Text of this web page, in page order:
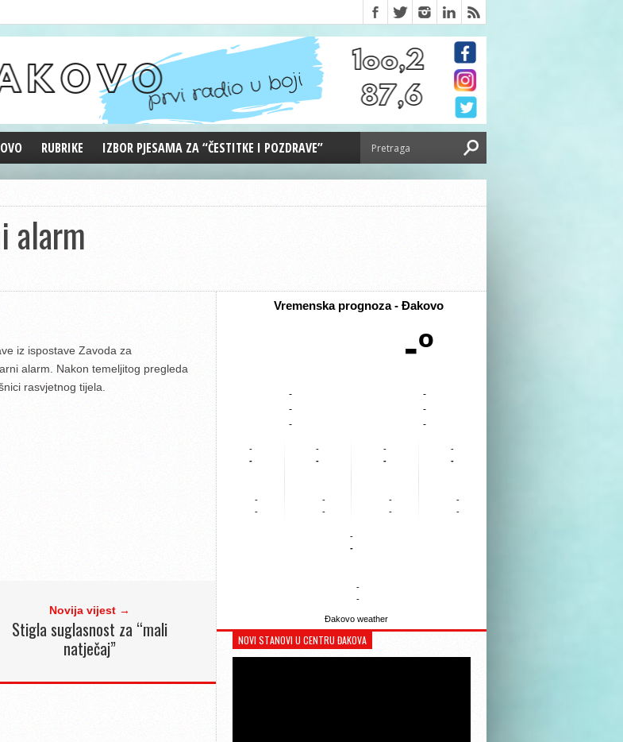
RUBRIKE
REPRIZE EMISIJA
DOBRE VIBRACIJE
ĐAKOVO GRADE
WEB ANKETA
IZBOR PJESAMA ZA “ČESTITKE I POZDRAVE”
alarm
iz ispostave Zavoda za
alarm. Nakon temeljitog pregleda
rasvjetnog tijela.
Novija vijest →
Stigla suglasnost za “mali
natječaj”
Vremenska prognoza - Đakovo
-º
-
-
-
-
-
-
-
-
-
-
-
-
-
-
-
-
-
-
-
-
-
-
-
-
-
-
Đakovo weather
NOVI STANOVI U CENTRU ĐAKOVA